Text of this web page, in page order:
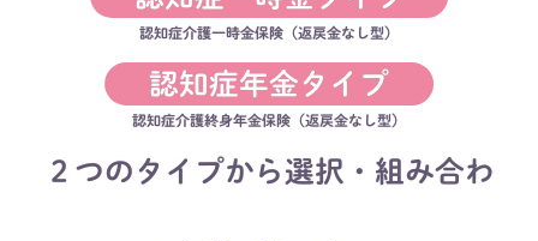
認知症介護一時金保険（返戻金なし型）
認知症年金タイプ
認知症介護終身年金保険（返戻金なし型）
２つのタイプから選択・組み合わ